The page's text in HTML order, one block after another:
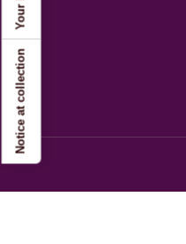
Notice at collection